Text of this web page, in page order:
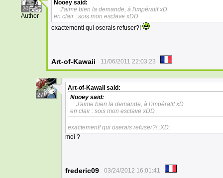
20
Author
Nooey said:
J'aime bien la demande, à l'impératif xD
en clair : sois mon esclave xDD
exactement! qui oserais refuser?!
Art-of-Kawaii 11/06/2011 22:03:23
27
Art-of-Kawaii said:
Nooey said:
J'aime bien la demande, à l'impératif xD
en clair : sois mon esclave xDD
exactement! qui oserais refuser?! :XD:
moi ?
frederic09 03/24/2012 16:01:41